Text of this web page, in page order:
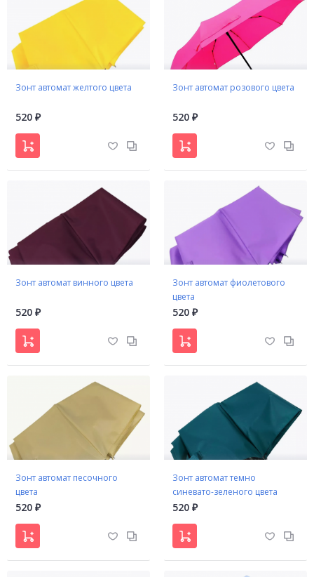
Зонт автомат желтого цвета
520 ₽
Зонт автомат розового цвета
520 ₽
Зонт автомат винного цвета
520 ₽
Зонт автомат фиолетового
цвета
520 ₽
Зонт автомат песочного
цвета
520 ₽
Зонт автомат темно
синевато-зеленого цвета
520 ₽